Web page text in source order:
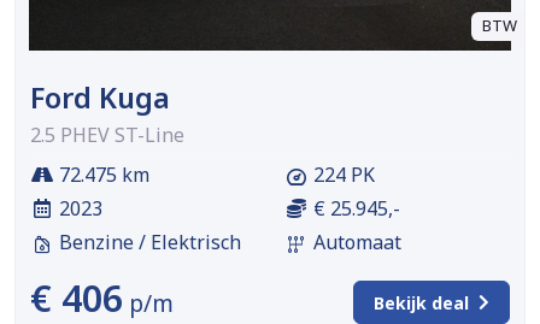
BTW
Ford Kuga
2.5 PHEV ST-Line
72.475 km
2023
Benzine / Elektrisch
224 PK
€ 25.945,-
Automaat
€ 406 p/m Bekijk deal